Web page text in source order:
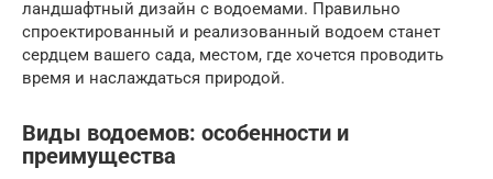
ландшафтный дизайн с водоемами. Правильно
спроектированный и реализованный водоем станет
сердцем вашего сада, местом, где хочется проводить
время и наслаждаться природой.
Виды водоемов: особенности и
преимущества